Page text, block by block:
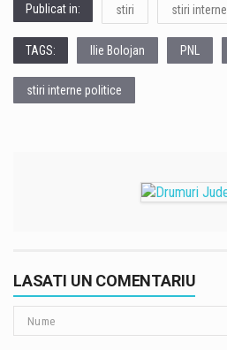
Publicat in: stiri stiri interne
TAGS: Ilie Bolojan PNL
stiri interne politice
LASATI UN COMENTARIU